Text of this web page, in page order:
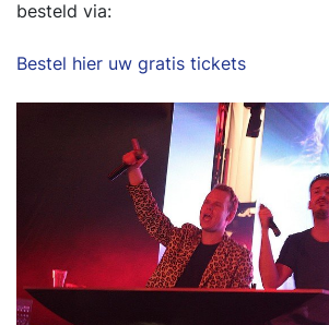
besteld via:
Bestel hier uw gratis tickets